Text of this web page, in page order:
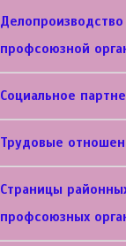
Делопроизводство
профсоюзной
Социальное
Трудовые
Cтраницы
профсоюзных